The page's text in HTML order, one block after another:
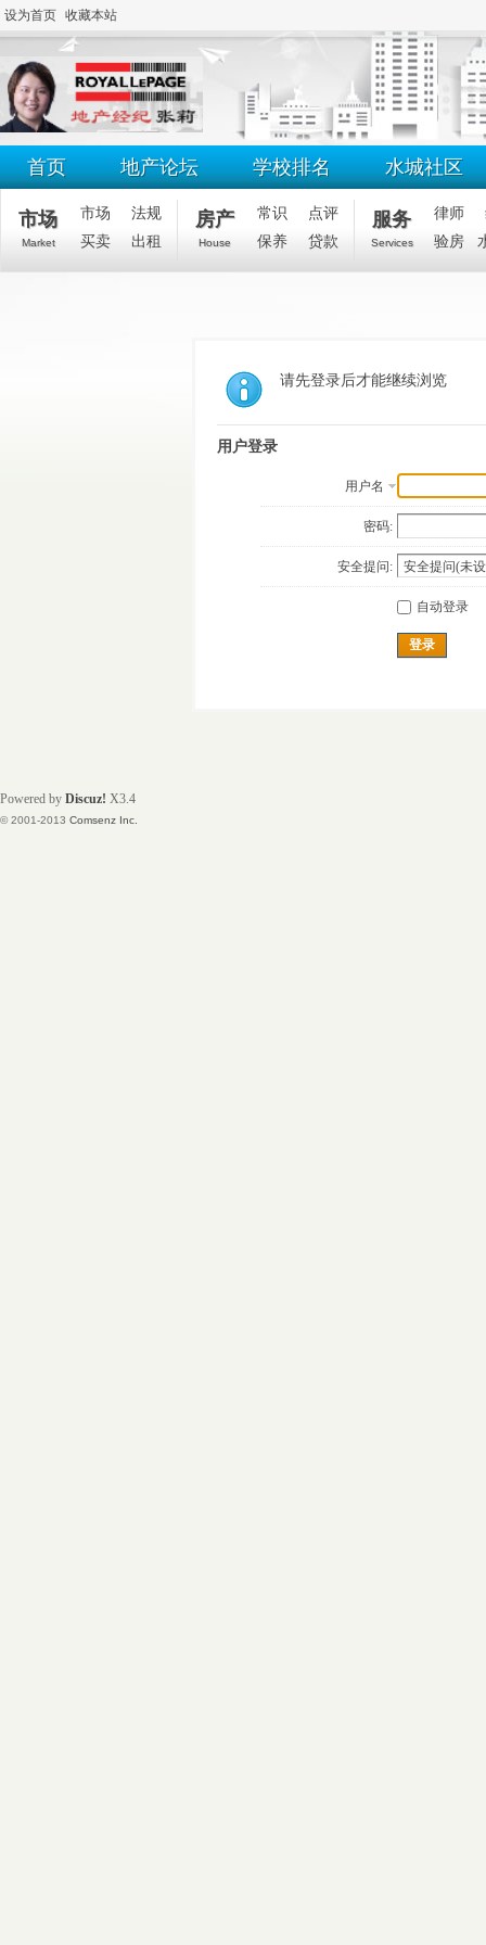
设为首页 收藏本站
首页 地产论坛 学校排名 水城社区
市场
Market
市场
法规
买卖
出租
房产
House
常识
点评
保养
贷款
服务
Services
律师
验房
请先登录后才能继续浏览
用户登录
用户名
密码:
安全提问:
自动登录
登录
Powered by Discuz! X3.4
© 2001-2013 Comsenz Inc.